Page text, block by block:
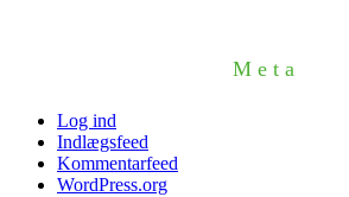
Meta
Log ind
Indlægsfeed
Kommentarfeed
WordPress.org